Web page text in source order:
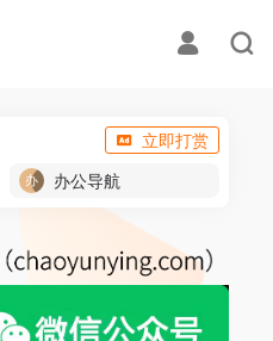
立即打赏
办公导航